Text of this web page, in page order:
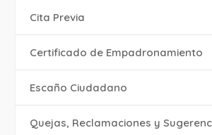
Cita Previa
Certificado de Empadronamiento
Escaño Ciudadano
Quejas, Reclamaciones y